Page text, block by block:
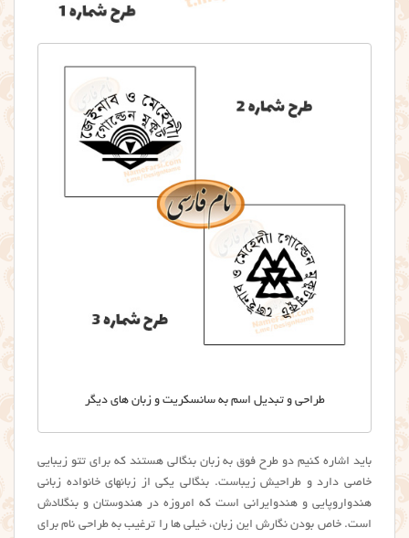
طراحی و تبدیل اسم به سانسکریت و زبان های دیگر
باید اشاره کنیم دو طرح فوق به زبان بنگالی هستند که برای تتو زیبایی
خاصی دارد و طراحیش زیباست. بنگالی یکی از زبانهای خانواده زبانی
هندواروپایی و هندوایرانی است که امروزه در هندوستان و بنگلادش
است. خاص بودن نگارش این زبان، خیلی ها را ترغیب به طراحی نام برای